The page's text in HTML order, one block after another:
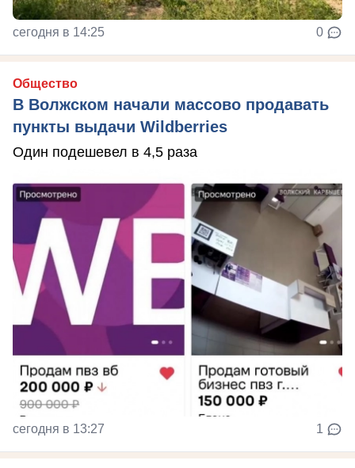
сегодня в 14:25 0
Общество
В Волжском начали массово продавать
пункты выдачи Wildberries
Один подешевел в 4,5 раза
сегодня в 13:27 1